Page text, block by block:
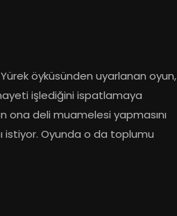
öyküsünden uyarlanan oyun,
işlediğini ispatlamaya
ona deli muamelesi yapmasını
istiyor. Oyunda o da toplumu